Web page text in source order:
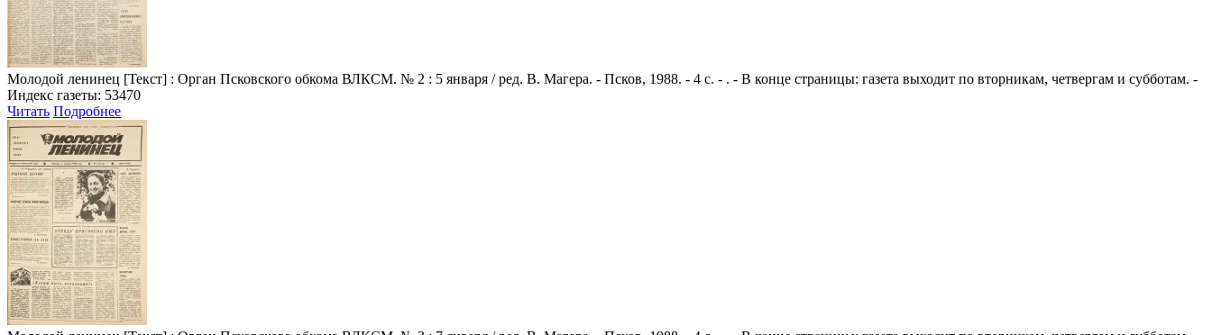
Молодой ленинец [Текст] : Орган Псковского обкома ВЛКСМ. № 2 : 5 января / ред. В. Магера. - Псков, 1988. - 4 с. - . - В конце страницы: газета выходит по вторникам, четвергам и субботам. -
Индекс газеты: 53470
Читать Подробнее